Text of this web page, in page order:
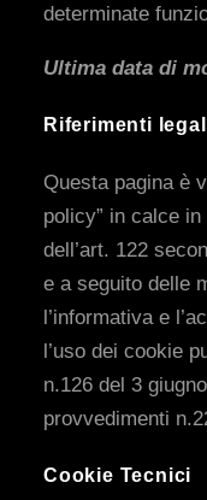
determinate
Ultima data di
Riferimenti
Questa pagina è
policy” in calce
dell’art. 122
e a seguito delle
l’informativa e
l’uso dei cookie
n.126 del 3
provvedimenti
Cookie Tecnici